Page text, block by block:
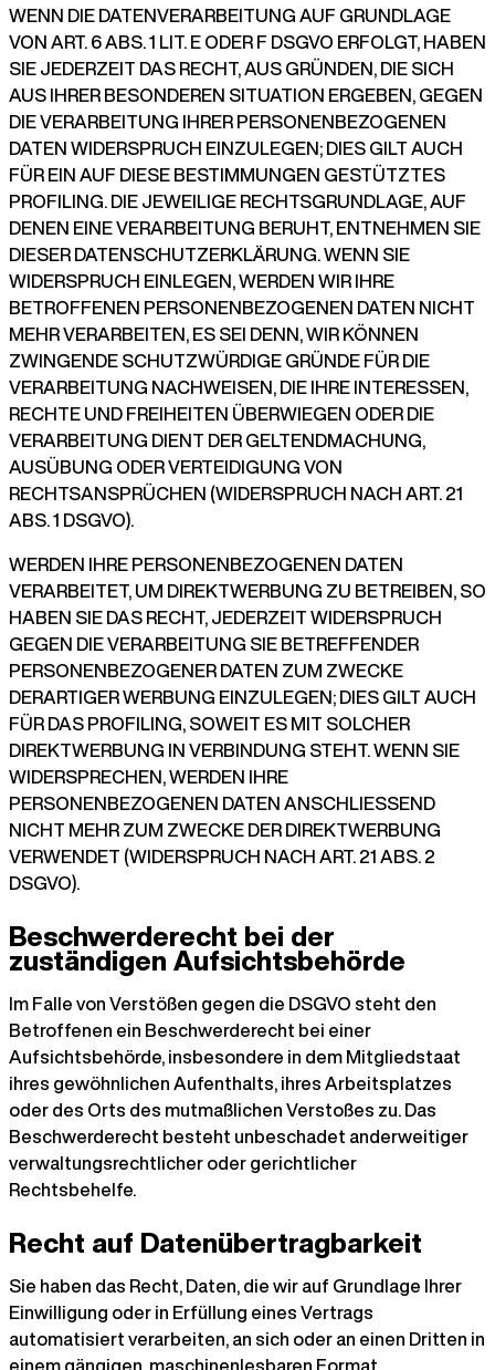
WENN DIE DATENVERARBEITUNG AUF GRUNDLAGE
VON ART. 6 ABS. 1 LIT. E ODER F DSGVO ERFOLGT, HABEN
SIE JEDERZEIT DAS RECHT, AUS GRÜNDEN, DIE SICH
AUS IHRER BESONDEREN SITUATION ERGEBEN, GEGEN
DIE VERARBEITUNG IHRER PERSONENBEZOGENEN
DATEN WIDERSPRUCH EINZULEGEN; DIES GILT AUCH
FÜR EIN AUF DIESE BESTIMMUNGEN GESTÜTZTES
PROFILING. DIE JEWEILIGE RECHTSGRUNDLAGE, AUF
DENEN EINE VERARBEITUNG BERUHT, ENTNEHMEN SIE
DIESER DATENSCHUTZERKLÄRUNG. WENN SIE
WIDERSPRUCH EINLEGEN, WERDEN WIR IHRE
BETROFFENEN PERSONENBEZOGENEN DATEN NICHT
MEHR VERARBEITEN, ES SEI DENN, WIR KÖNNEN
ZWINGENDE SCHUTZWÜRDIGE GRÜNDE FÜR DIE
VERARBEITUNG NACHWEISEN, DIE IHRE INTERESSEN,
RECHTE UND FREIHEITEN ÜBERWIEGEN ODER DIE
VERARBEITUNG DIENT DER GELTENDMACHUNG,
AUSÜBUNG ODER VERTEIDIGUNG VON
RECHTSANSPRÜCHEN (WIDERSPRUCH NACH ART. 21
ABS. 1 DSGVO).
WERDEN IHRE PERSONENBEZOGENEN DATEN
VERARBEITET, UM DIREKTWERBUNG ZU BETREIBEN, SO
HABEN SIE DAS RECHT, JEDERZEIT WIDERSPRUCH
GEGEN DIE VERARBEITUNG SIE BETREFFENDER
PERSONENBEZOGENER DATEN ZUM ZWECKE
DERARTIGER WERBUNG EINZULEGEN; DIES GILT AUCH
FÜR DAS PROFILING, SOWEIT ES MIT SOLCHER
DIREKTWERBUNG IN VERBINDUNG STEHT. WENN SIE
WIDERSPRECHEN, WERDEN IHRE
PERSONENBEZOGENEN DATEN ANSCHLIESSEND
NICHT MEHR ZUM ZWECKE DER DIREKTWERBUNG
VERWENDET (WIDERSPRUCH NACH ART. 21 ABS. 2
DSGVO).
Beschwerde­recht bei der
zuständigen Aufsichts­behörde
Im Falle von Verstößen gegen die DSGVO steht den
Betroffenen ein Beschwerderecht bei einer
Aufsichtsbehörde, insbesondere in dem Mitgliedstaat
ihres gewöhnlichen Aufenthalts, ihres Arbeitsplatzes
oder des Orts des mutmaßlichen Verstoßes zu. Das
Beschwerderecht besteht unbeschadet anderweitiger
verwaltungsrechtlicher oder gerichtlicher
Rechtsbehelfe.
Recht auf Daten­übertrag­barkeit
Sie haben das Recht, Daten, die wir auf Grundlage Ihrer
Einwilligung oder in Erfüllung eines Vertrags
automatisiert verarbeiten, an sich oder an einen Dritten in